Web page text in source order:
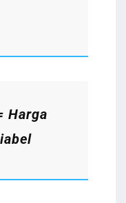
Harga